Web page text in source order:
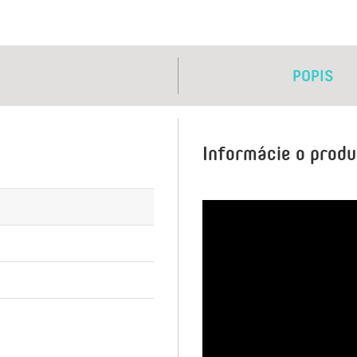
POPIS
Informácie o